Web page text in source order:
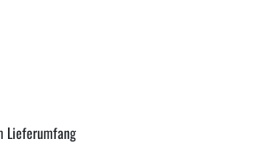
Lieferumfang